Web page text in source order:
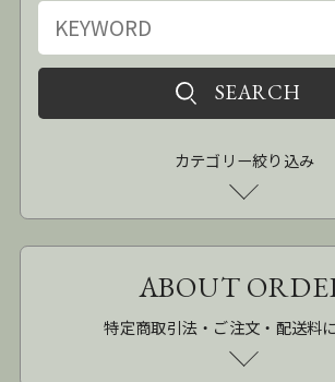
カテゴリー絞り込み
ABOUT
特定商取引法・ご注文・配送料